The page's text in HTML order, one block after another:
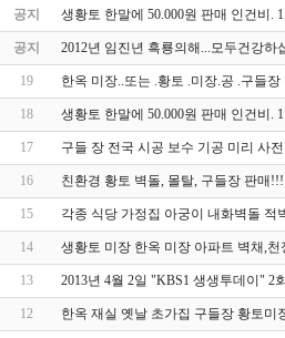
공지 생황토 한말에 50.000원 판매 인건비.
공지 2012년 임진년 흑룡의해...모두건강하
19 한옥 미장..또는 .황토 .미장.공 .구들
18 생황토 한말에 50.000원 판매 인건비.
17 구들 장 전국 시공 보수 기공 미리 사
16 친환경 황토 벽돌, 몰탈, 구들장 판매
15 각종 식당 가정집 아궁이 내화벽돌
14 생황토 미장 한옥 미장 아파트 벽채,
13 2013년 4월 2일 "KBS1 생생투데이" 2
12 한옥 재실 옛날 초가집 구들장 황토미